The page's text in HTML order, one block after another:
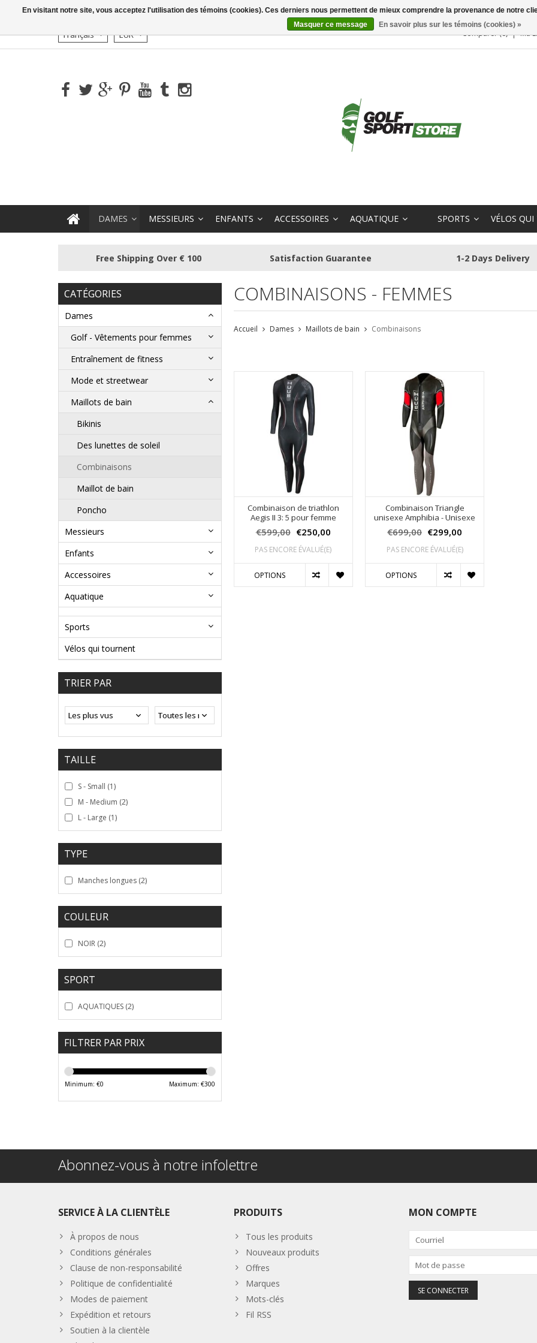
Français EUR Comparer (0) Ma
DAMES MESSIEURS ENFANTS ACCESSOIRES AQUATIQUE SPORTS VÉLOS
Free Shipping Over € 100 Satisfaction Guarantee 1-2 Days Delivery
CATÉGORIES
Dames
Golf - Vêtements pour femmes
Entraînement de fitness
Mode et streetwear
Maillots de bain
Bikinis
Des lunettes de soleil
Combinaisons
Maillot de bain
Poncho
Messieurs
Enfants
Accessoires
Aquatique
Sports
Vélos qui tournent
TRIER PAR
TAILLE
S - Small (1)
M - Medium (2)
L - Large (1)
TYPE
Manches longues (2)
COULEUR
NOIR (2)
SPORT
AQUATIQUES (2)
FILTRER PAR PRIX
Minimum: €0 Maximum: €300
COMBINAISONS - FEMMES
Accueil Dames Maillots de bain Combinaisons
Combinaison de triathlon
Aegis II 3: 5 pour femme
€599,00 €250,00
PAS ENCORE ÉVALUÉ(E)
OPTIONS
Combinaison Triangle
unisexe Amphibia - Unisexe
€699,00 €299,00
PAS ENCORE ÉVALUÉ(E)
OPTIONS
Abonnez-vous à notre infolettre
SERVICE À LA CLIENTÈLE
À propos de nous
Conditions générales
Clause de non-responsabilité
Politique de confidentialité
Modes de paiement
Expédition et retours
Soutien à la clientèle
PRODUITS
Tous les produits
Nouveaux produits
Offres
Marques
Mots-clés
Fil RSS
MON COMPTE
En visitant notre site, vous acceptez l'utilisation des témoins (cookies). Ces derniers nous permettent de mieux comprendre la provenance de notre
Masquer ce message
En savoir plus sur les témoins (cookies) »